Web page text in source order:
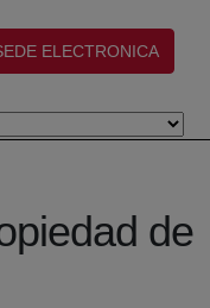
en nueva ventana)
ELECTRONICA
de